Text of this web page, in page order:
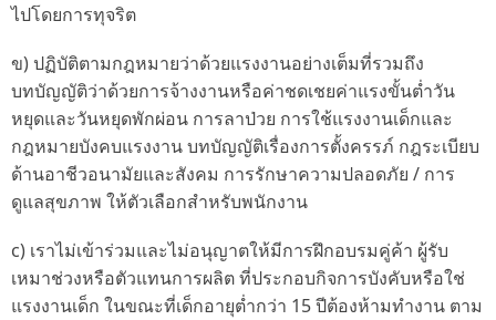
ไปโดยการทุจริต
ข) ปฏิบัติตามกฎหมายว่าด้วยแรงงานอย่างเต็มที่รวมถึง
บทบัญญัติว่าด้วยการจ้างงานหรือค่าชดเชยค่าแรงขั้นต่ำวัน
หยุดและวันหยุดพักผ่อน การลาป่วย การใช้แรงงานเด็กและ
กฎหมายบังคบแรงงาน บทบัญญัติเรื่องการตั้งครรภ์ กฎระเบียบ
ด้านอาชีวอนามัยและสังคม การรักษาความปลอดภัย / การ
ดูแลสุขภาพ ให้ตัวเลือกสำหรับพนักงาน
c) เราไม่เข้าร่วมและไม่อนุญาตให้มีการฝึกอบรมคู่ค้า ผู้รับ
เหมาช่วงหรือตัวแทนการผลิต ที่ประกอบกิจการบังคับหรือใช่
แรงงานเด็ก ในขณะที่เด็กอายุต่ำกว่า 15 ปีต้องห้ามทำงาน ตาม